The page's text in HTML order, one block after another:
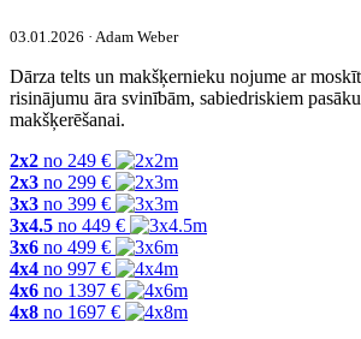
03.01.2026 · Adam Weber
Dārza telts un makšķernieku nojume ar
risinājumu āra svinībām, sabiedriskiem
makšķerēšanai.
2x2 no 249 €
2x3 no 299 €
3x3 no 399 €
3x4.5 no 449 €
3x6 no 499 €
4x4 no 997 €
4x6 no 1397 €
4x8 no 1697 €